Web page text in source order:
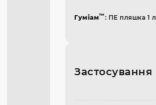
Гуміам™: ПЕ пляшка 1 л
Застосування